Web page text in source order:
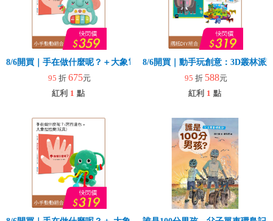
8/6開買｜手在做什麼呢？＋大象電子琴
95 折 675元
紅利 1 點
8/6開買｜動手玩創意：3D叢林派
95 折 588元
紅利 1 點